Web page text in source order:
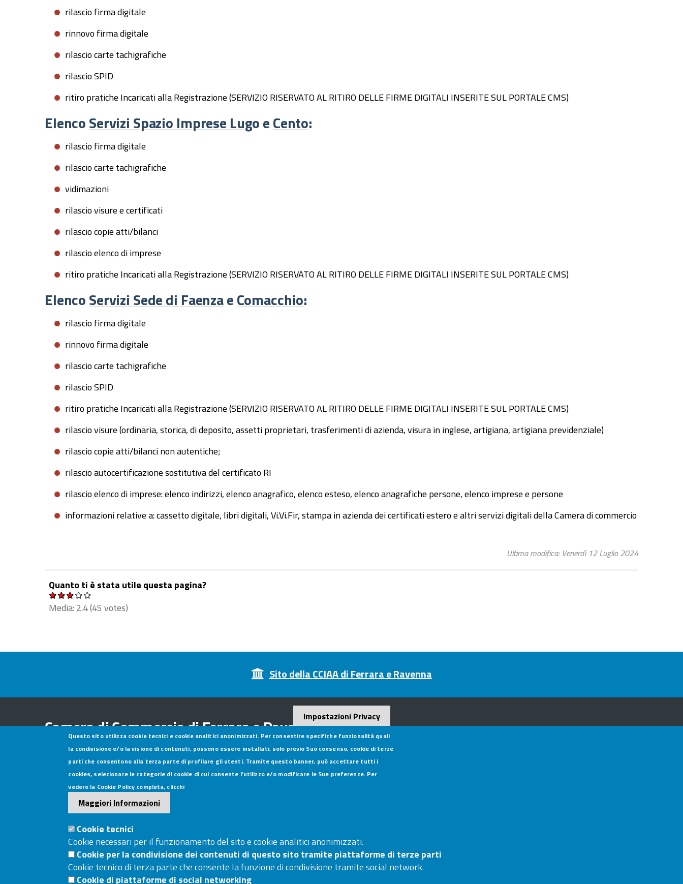
rilascio firma digitale
rinnovo firma digitale
rilascio carte tachigrafiche
rilascio SPID
ritiro pratiche Incaricati alla Registrazione (SERVIZIO RISERVATO AL RITIRO DELLE FIRME DIGITALI INSERITE SUL PORTALE CMS)
ElencoServizi Spazio Imprese Lugo eCento:
rilascio firma digitale
rilascio carte tachigrafiche
vidimazioni
rilascio visure e certificati
rilascio copie atti/bilanci
rilascio elenco di imprese
ritiro pratiche Incaricati alla Registrazione (SERVIZIO RISERVATO AL RITIRO DELLE FIRME DIGITALI INSERITE SUL PORTALE CMS)
ElencoServizi Sede di FaenzaeComacchio:
rilascio firma digitale
rinnovo firma digitale
rilascio carte tachigrafiche
rilascio SPID
ritiro pratiche Incaricati alla Registrazione (SERVIZIO RISERVATO AL RITIRO DELLE FIRME DIGITALI INSERITE SUL PORTALE CMS)
rilascio visure (ordinaria, storica, di deposito, assetti proprietari, trasferimenti di azienda, visura in inglese, artigiana, artigiana previdenziale)
rilascio copie atti/bilanci non autentiche;
rilascio autocertificazione sostitutiva del certificato RI
rilascio elenco di imprese: elenco indirizzi, elenco anagrafico, elenco esteso, elenco anagrafiche persone, elenco imprese e persone
informazioni relative a: cassetto digitale, libri digitali, Vi.Vi.Fir, stampa in azienda dei certificati estero e altri servizi digitali della Camera di commercio
Ultima modifica: Venerdì 12 Luglio 2024
Quanto ti è stata utile questa pagina?
Media: 2.4(45 votes)
Sito della CCIAA di Ferrara e Ravenna
Camera di Commercio di Ferrara e Ravenna
Contatti
Sede Legale:V.le L.C. Farini, 14 - 48121 Ravenna
Telefono:0544/481.311
Via Borgoleoni, 11 - 44121 Ferrara
Telefono:0532/783.711
C.F. e P.I.02608840399
PEC istituzionalecciaa@pec.fera.camcom.it
Codice Univoco FatturazioneUFAV18
Impostazioni Privacy
Questo sito utilizza cookie tecnici e cookie analitici anonimizzati. Per consentire specifiche funzionalità quali
la condivisione e/o la visione di contenuti, possono essere installati, solo previo Suo consenso, cookie di terze
parti che consentono alla terza parte di profilare gli utenti. Tramite questo banner, può accettare tutti i
cookies, selezionare le categorie di cookie di cui consente l’utilizzo e/o modificare le Sue preferenze. Per
vedere la Cookie Policy completa, clicchi
Maggiori Informazioni
Cookie tecnici
Cookie necessari per il funzionamento del sito e cookie analitici anonimizzati.
Cookie per la condivisione dei contenuti di questo sito tramite piattaforme di terze parti
Cookie tecnico di terza parte che consente la funzione di condivisione tramite social network.
Cookie di piattaforme di social networking